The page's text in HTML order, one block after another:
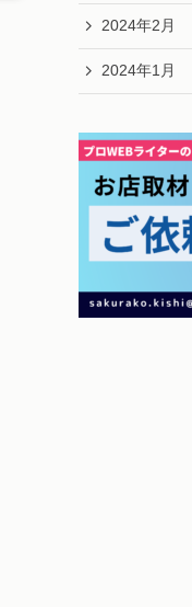
2024年2月
2024年1月